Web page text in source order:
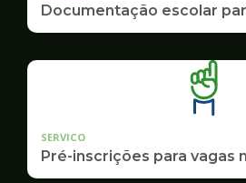
Documentação escolar
SERVICO
Pré-inscrições para vagas